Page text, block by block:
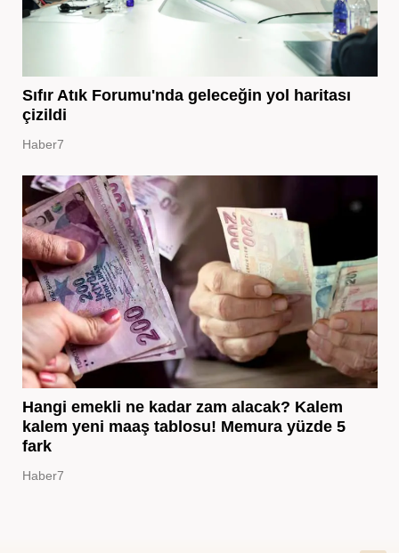
Sıfır Atık Forumu'nda geleceğin yol haritası
çizildi
Haber7
Hangi emekli ne kadar zam alacak? Kalem
kalem yeni maaş tablosu! Memura yüzde 5
fark
Haber7